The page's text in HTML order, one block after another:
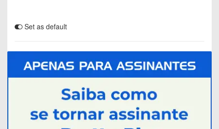
Set as default